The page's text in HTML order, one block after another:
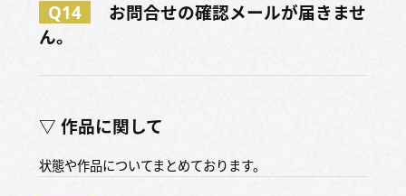
Q14
お問合せの確認メールが届きませ
ん。
▽ 作品に関して
状態や作品についてまとめております。